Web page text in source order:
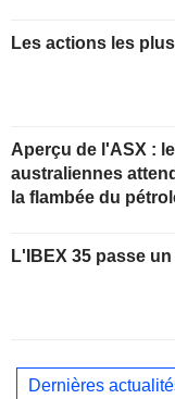
Les actions les
Aperçu de l'ASX :
australiennes
la flambée du
L'IBEX 35 passe
Dernières